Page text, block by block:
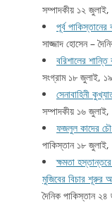
সম্পাদকীয় ১২
পূর্ব
সাজ্জাদ হোসেন –
বরিশালের
সংগ্রাম ১৮ জুলাই,
সেনাবাহিনী
সম্পাদকীয় ১৬
ফজলুল কাদের
পাকিস্তান ১৮
ক্ষমতা
মুজিবের বিচার শূরুর
দৈনিক পাকিস্তান